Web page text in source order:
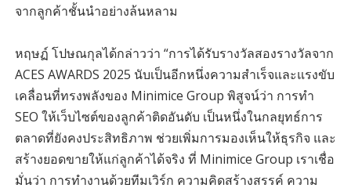
จากลูกค้าชั้นนำอย่างล้นหลาม
หฤษฏ์ โปษณกุลได้กล่าวว่า “การได้รับรางวัลสองรางวัลจาก
ACES AWARDS 2025 นับเป็นอีกหนึ่งความสำเร็จและแรงขับ
เคลื่อนที่ทรงพลังของ Minimice Group พิสูจน์ว่า การทำ
SEO ให้เว็บไซต์ของลูกค้าติดอันดับ เป็นหนึ่งในกลยุทธ์การ
ตลาดที่ยังคงประสิทธิภาพ ช่วยเพิ่มการมองเห็นให้ธุรกิจ และ
สร้างยอดขายให้แก่ลูกค้าได้จริง ที่ Minimice Group เราเชื่อ
มั่นว่า การทำงานด้วยทีมเวิร์ก ความคิดสร้างสรรค์ ความ